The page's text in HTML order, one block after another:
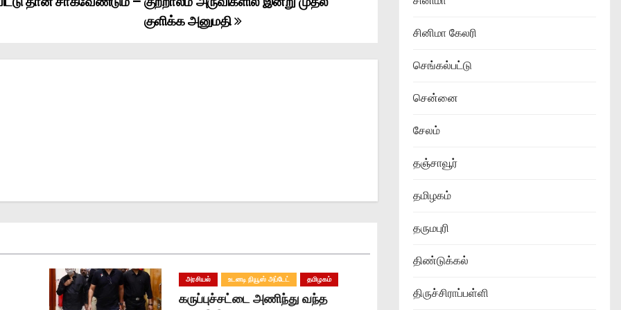
குளிக்க அனுமதி
அரசியல் உடனடி நியூஸ் அப்டேட் தமிழகம்
கருப்புச்சட்டை அணிந்து வந்த
சினிமா கேலரி
செங்கல்பட்டு
சென்னை
சேலம்
தஞ்சாவூர்
தமிழகம்
தருமபுரி
திண்டுக்கல்
திருச்சிராப்பள்ளி